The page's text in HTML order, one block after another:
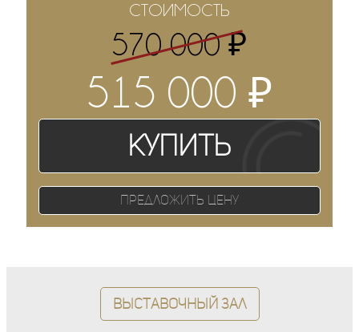
СТОИМОСТЬ
570 000₽
515 000 ₽
Купить
Предложить цену
Выставочный зал